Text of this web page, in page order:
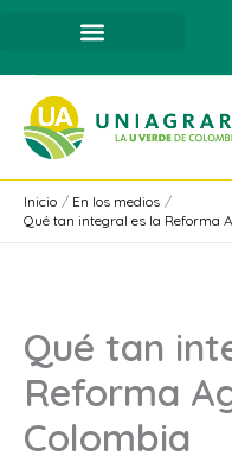
contenido
Inicio
En los medios
Qué tan integral es la Reforma
Qué tan
Reforma
Colombia